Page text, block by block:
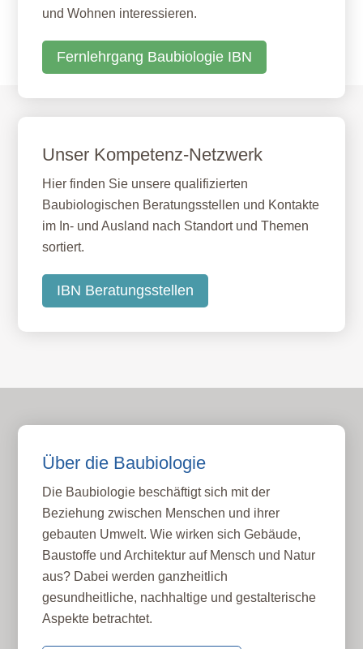
und Wohnen interessieren.
Fernlehrgang Baubiologie IBN
Unser Kompetenz-Netzwerk
Hier finden Sie unsere qualifizierten
Baubiologischen Beratungsstellen und Kontakte
im In- und Ausland nach Standort und Themen
sortiert.
IBN Beratungsstellen
Über die Baubiologie
Die Baubiologie beschäftigt sich mit der
Beziehung zwischen Menschen und ihrer
gebauten Umwelt. Wie wirken sich Gebäude,
Baustoffe und Architektur auf Mensch und Natur
aus? Dabei werden ganzheitlich
gesundheitliche, nachhaltige und gestalterische
Aspekte betrachtet.